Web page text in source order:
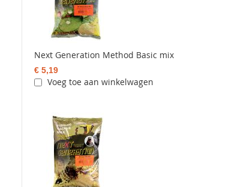
Next Generation Method Basic mix
€ 5,19
Voeg toe aan winkelwagen